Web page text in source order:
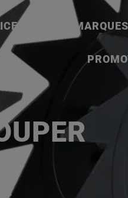
NOS MARQUES